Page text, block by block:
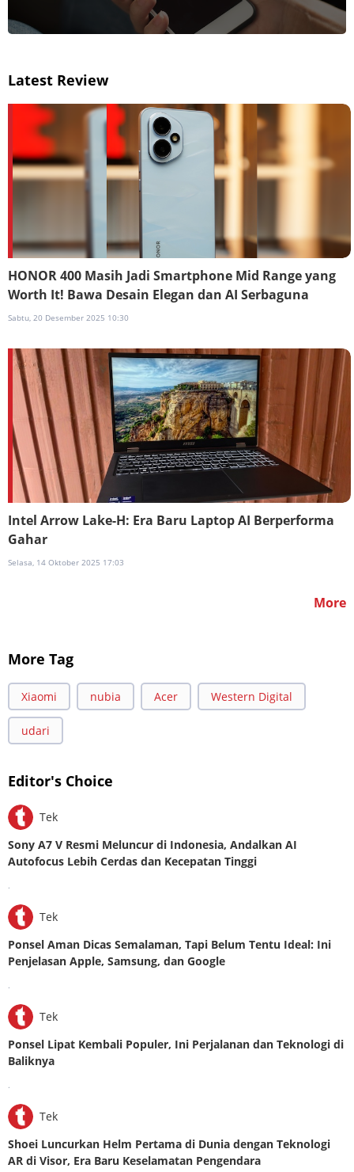
Latest Review
HONOR 400 Masih Jadi Smartphone Mid Range yang
Worth It! Bawa Desain Elegan dan AI Serbaguna
Sabtu, 20 Desember 2025 10:30
Intel Arrow Lake-H: Era Baru Laptop AI Berperforma
Gahar
Selasa, 14 Oktober 2025 17:03
More
More Tag
Xiaomi nubia Acer Western Digital
udari
Editor's Choice
Tek
Sony A7 V Resmi Meluncur di Indonesia, Andalkan AI
Autofocus Lebih Cerdas dan Kecepatan Tinggi
Tek
Ponsel Aman Dicas Semalaman, Tapi Belum Tentu Ideal: Ini
Penjelasan Apple, Samsung, dan Google
Tek
Ponsel Lipat Kembali Populer, Ini Perjalanan dan Teknologi di
Baliknya
Tek
Shoei Luncurkan Helm Pertama di Dunia dengan Teknologi
AR di Visor, Era Baru Keselamatan Pengendara